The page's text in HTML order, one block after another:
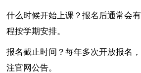
什么时候开始上课？报名后通常会
程按学期安排。
报名截止时间？每年多次开放报名
注官网公告。